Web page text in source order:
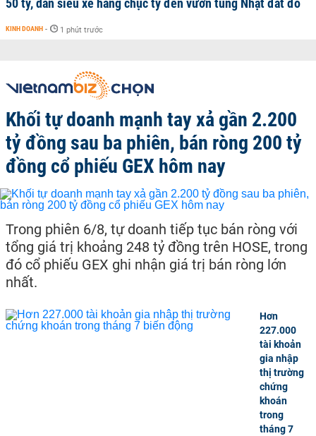
50 tỷ, dàn siêu xe hàng chục tỷ đến vườn tùng Nhật đắt đỏ
KINH DOANH - 1 phút trước
Khối tự doanh mạnh tay xả gần 2.200
tỷ đồng sau ba phiên, bán ròng 200 tỷ
đồng cổ phiếu GEX hôm nay
Trong phiên 6/8, tự doanh tiếp tục bán ròng với
tổng giá trị khoảng 248 tỷ đồng trên HOSE, trong
đó cổ phiếu GEX ghi nhận giá trị bán ròng lớn
nhất.
Hơn
227.000
tài khoản
gia nhập
thị trường
chứng
khoán
trong
tháng 7